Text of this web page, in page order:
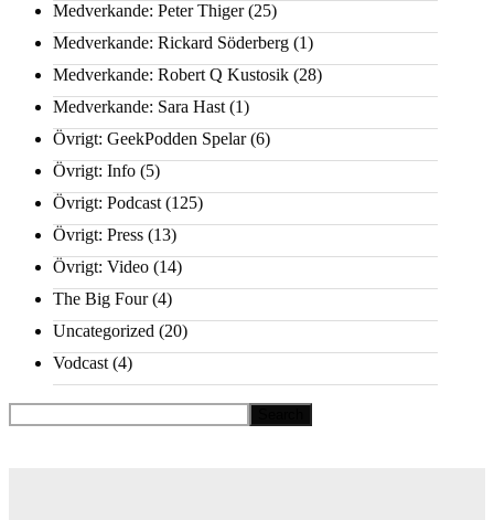
Medverkande: Peter Thiger(25)
Medverkande: Rickard Söderberg (1)
Medverkande: Robert Q Kustosik (28)
Medverkande: Sara Hast (1)
Övrigt: GeekPodden Spelar(6)
Övrigt: Info (5)
Övrigt: Podcast (125)
Övrigt: Press (13)
Övrigt: Video (14)
The Big Four(4)
Uncategorized (20)
Vodcast (4)